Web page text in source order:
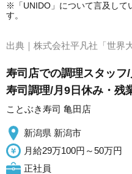
※「UNIDO」について言及して
す。
出典｜ 株式会社平凡社「世界
寿司店での調理スタッ
寿司調理/月9日休み・残
ことぶき寿司 亀田店
新潟県 新潟市
月給29万100円～50万円
正社員